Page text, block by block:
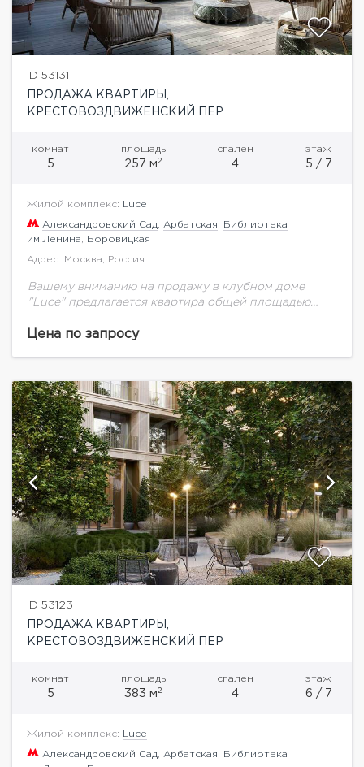
ID 53131
ПРОДАЖА КВАРТИРЫ,
КРЕСТОВОЗДВИЖЕНСКИЙ ПЕР
комнат
5
площадь
257 м2
спален
4
этаж
5 / 7
Жилой комплекс: Luce
Александровский Сад Арбатская
Библиотека
им.Ленина
Боровицкая
Адрес: Москва, Россия
Вашему вниманию на продажу в клубном доме
"Luce" предлагается квартира общей площадью
Крестовоздвиженском переулке Москвы — это
Цена по запросу
ID 53123
ПРОДАЖА КВАРТИРЫ,
КРЕСТОВОЗДВИЖЕНСКИЙ ПЕР
комнат
5
площадь
383 м2
спален
4
этаж
6 / 7
Жилой комплекс: Luce
Александровский Сад Арбатская
Библиотека